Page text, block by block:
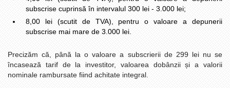
subscrise cuprinsă în intervalul 300 lei - 3.000 lei;
8,00 lei (scutit de TVA), pentru o valoare a depunerii
subscrise mai mare de 3.000 lei.
Precizăm că, până la o valoare a subscrierii de 299 lei nu se
încasează tarif de la investitor, valoarea dobânzii și a valorii
nominale rambursate fiind achitate integral.